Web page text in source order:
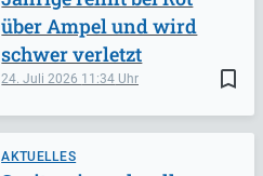
bookmark_border
24. Juli 2026 11:34
über Ampel und wird
schwer verletzt
AKTUELLES